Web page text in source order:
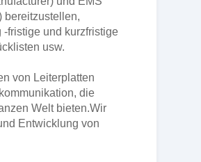
bereitzustellen,
fristige und kurzfristige
usw.
von Leiterplatten
die
Welt bieten.Wir
Entwicklung von